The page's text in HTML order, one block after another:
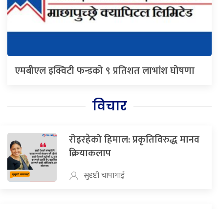
एमबीएल इक्विटी फन्डको ९ प्रतिशत लाभांश घोषणा
विचार
रोइरहेको हिमाल: प्रकृतिविरुद्ध मानव
क्रियाकलाप
सुदृष्टी चापागाई